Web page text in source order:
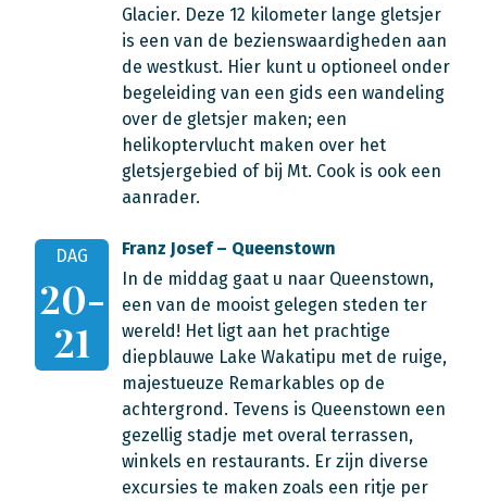
Glacier. Deze 12 kilometer lange gletsjer
is een van de bezienswaardigheden aan
de westkust. Hier kunt u optioneel onder
begeleiding van een gids een wandeling
over de gletsjer maken; een
helikoptervlucht maken over het
gletsjergebied of bij Mt. Cook is ook een
aanrader.
DAG
20-
21
Franz Josef – Queenstown
In de middag gaat u naar Queenstown,
een van de mooist gelegen steden ter
wereld! Het ligt aan het prachtige
diepblauwe Lake Wakatipu met de ruige,
majestueuze Remarkables op de
achtergrond. Tevens is Queenstown een
gezellig stadje met overal terrassen,
winkels en restaurants. Er zijn diverse
excursies te maken zoals een ritje per